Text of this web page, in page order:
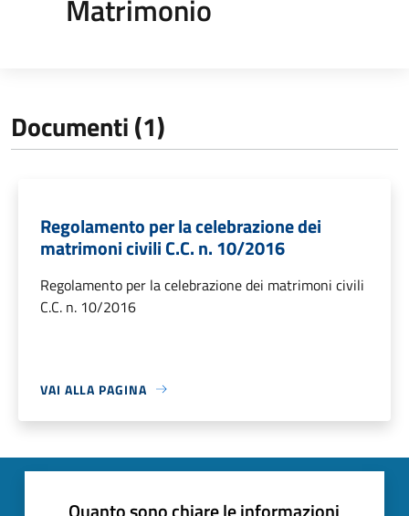
Matrimonio
Documenti (1)
Regolamento per la celebrazione dei
matrimoni civili C.C. n. 10/2016
Regolamento per la celebrazione dei matrimoni civili
C.C. n. 10/2016
VAI ALLA PAGINA